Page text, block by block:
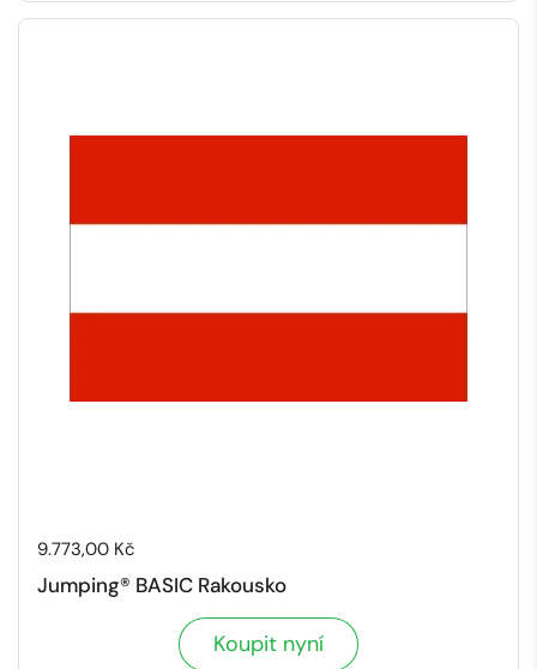
Cena:
9.773,00 Kč
Jumping® BASIC Rakousko
Koupit nyní